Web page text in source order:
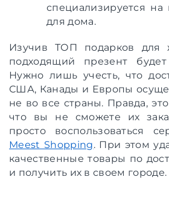
специализируется на
для дома.
Изучив ТОП подарков для
подходящий презент
Нужно лишь учесть, что
США, Канады и Европы
не во все страны. Правда,
что вы не сможете их
просто воспользоваться
Meest Shopping. При этом
качественные товары по
и получить их в своем городе.